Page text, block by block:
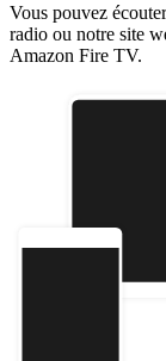
Vous pouvez
radio ou notre site
Amazon Fire TV.